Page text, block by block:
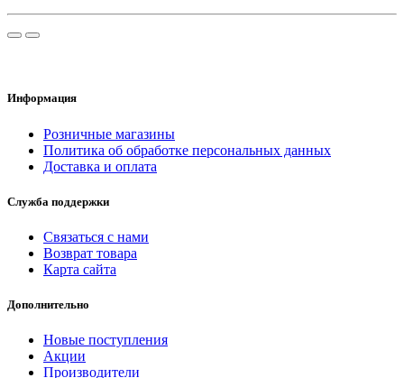
Информация
Розничные магазины
Политика об обработке персональных данных
Доставка и оплата
Служба поддержки
Связаться с нами
Возврат товара
Карта сайта
Дополнительно
Новые поступления
Акции
Производители